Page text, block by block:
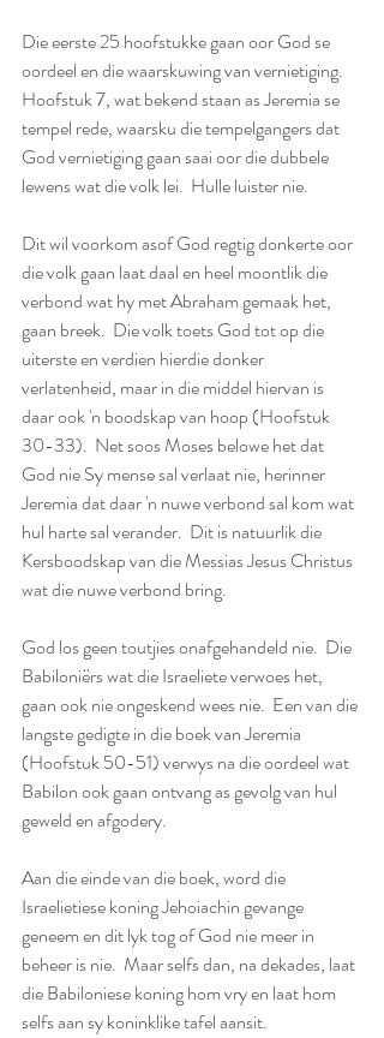
Die eerste 25 hoofstukke gaan oor God se
oordeel en die waarskuwing van vernietiging.
Hoofstuk 7, wat bekend staan as Jeremia se
tempel rede, waarsku die tempelgangers dat
God vernietiging gaan saai oor die dubbele
lewens wat die volk lei.  Hulle luister nie.
Dit wil voorkom asof God regtig donkerte oor
die volk gaan laat daal en heel moontlik die
verbond wat hy met Abraham gemaak het,
gaan breek.  Die volk toets God tot op die
uiterste en verdien hierdie donker
verlatenheid, maar in die middel hiervan is
daar ook 'n boodskap van hoop (Hoofstuk
30-33).  Net soos Moses belowe het dat
God nie Sy mense sal verlaat nie, herinner
Jeremia dat daar 'n nuwe verbond sal kom wat
hul harte sal verander.  Dit is natuurlik die
Kersboodskap van die Messias Jesus Christus
wat die nuwe verbond bring.
God los geen toutjies onafgehandeld nie.  Die
Babiloniërs wat die Israeliete verwoes het,
gaan ook nie ongeskend wees nie.  Een van die
langste gedigte in die boek van Jeremia
(Hoofstuk 50-51) verwys na die oordeel wat
Babilon ook gaan ontvang as gevolg van hul
geweld en afgodery.
Aan die einde van die boek, word die
Israelietiese koning Jehoiachin gevange
geneem en dit lyk tog of God nie meer in
beheer is nie.  Maar selfs dan, na dekades, laat
die Babiloniese koning hom vry en laat hom
selfs aan sy koninklike tafel aansit.